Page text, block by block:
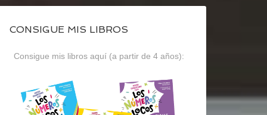
CONSIGUE MIS LIBROS
Consigue mis libros aquí (a partir de 4 años):